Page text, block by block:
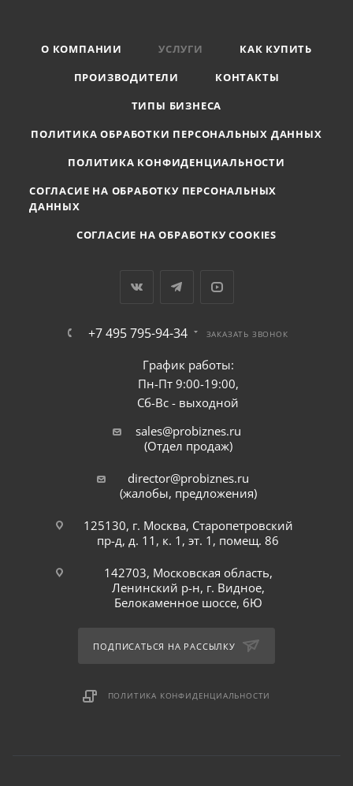
О КОМПАНИИ УСЛУГИ
КАК КУПИТЬ
ПРОИЗВОДИТЕЛИ
КОНТАКТЫ
ТИПЫ БИЗНЕСА
ПОЛИТИКА ОБРАБОТКИ ПЕРСОНАЛЬНЫХ ДАННЫХ
ПОЛИТИКА КОНФИДЕНЦИАЛЬНОСТИ
СОГЛАСИЕ НА ОБРАБОТКУ ПЕРСОНАЛЬНЫХ
ДАННЫХ
СОГЛАСИЕ НА ОБРАБОТКУ COOKIES
+7 495 795-94-34 ЗАКАЗАТЬ ЗВОНОК
График работы:
Пн-Пт 9:00-19:00,
Сб-Вс - выходной
sales@probiznes.ru
(Отдел продаж)
director@probiznes.ru
(жалобы, предложения)
125130, г. Москва, Старопетровский
пр-д, д. 11, к. 1, эт. 1, помещ. 86
142703, Московская область,
Ленинский р-н, г. Видное,
Белокаменное шоссе, 6Ю
ПОДПИСАТЬСЯ НА РАССЫЛКУ
ПОЛИТИКА КОНФИДЕНЦИАЛЬНОСТИ